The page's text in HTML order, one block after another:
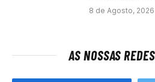
8 de Agosto, 2026
AS NOSSAS